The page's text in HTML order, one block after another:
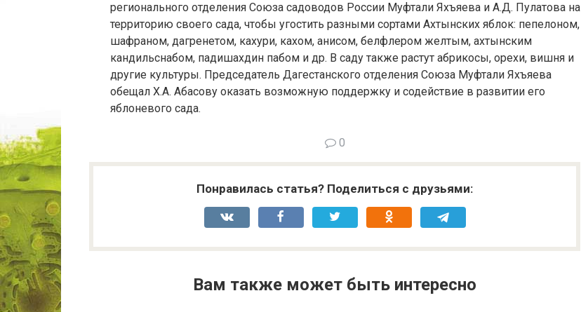
регионального отделения Союза садоводов России Муфтали Яхъяева и А.Д. Пулатова на
территорию своего сада, чтобы угостить разными сортами Ахтынских яблок: пепелоном,
шафраном, дагренетом, кахури, кахом, анисом, белфлером желтым, ахтынским
кандильснабом, падишахдин пабом и др. В саду также растут абрикосы, орехи, вишня и
другие культуры. Председатель Дагестанского отделения Союза Муфтали Яхъяева
обещал Х.А. Абасову оказать возможную поддержку и содействие в развитии его
яблоневого сада.
0
Понравилась статья? Поделиться с друзьями:
Вам также может быть интересно